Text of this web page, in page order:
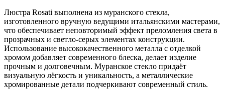
Люстра Rosati выполнена из муранского стекла,
изготовленного вручную ведущими итальянскими мастерами,
что обеспечивает неповторимый эффект преломления света в
прозрачных и светло-серых элементах конструкции.
Использование высококачественного металла с отделкой
хромом добавляет современного блеска, делает изделие
прочным и долговечным. Муранское стекло придаёт
визуальную лёгкость и уникальность, а металлические
хромированные детали подчеркивают современный стиль.